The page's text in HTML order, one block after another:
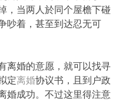
，当两人於同个屋檐下碰
吵着，甚至到达忍无可
离婚的意愿，就可以找寻
定离婚协议书，且到户政
婚成功。不过这里得注意